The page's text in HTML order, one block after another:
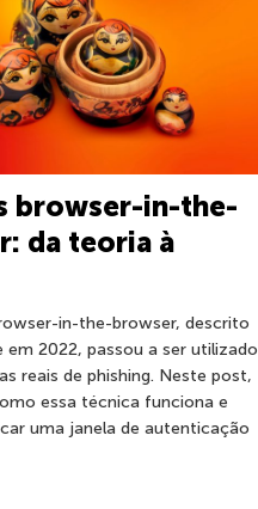
browser-in-the-
da teoria à
in-the-browser, descrito
2022, passou a ser utilizado
reais de phishing. Neste post,
essa técnica funciona e
uma janela de autenticação